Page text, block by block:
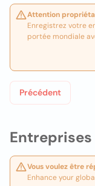
Vous voulez être
Enhance your
Attention
Enregistrez votre
portée mondiale
Précédent